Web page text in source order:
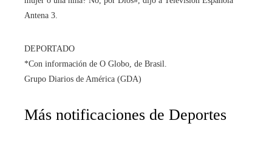
Antena 3.
DEPORTADO
*Con información de O Globo, de Brasil.
Grupo Diarios de América (GDA)
Más notificaciones de Deportes